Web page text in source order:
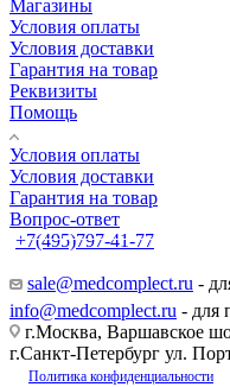
Магазины
Условия оплаты
Условия доставки
Гарантия на товар
Реквизиты
Помощь
Условия оплаты
Условия доставки
Гарантия на товар
Вопрос-ответ
+7(495)797-41-77
sale@medcomplect.ru -
info@medcomplect.ru - для
г.Москва, Варшавское
г.Санкт-Петербург ул.
Политика конфиденциальности